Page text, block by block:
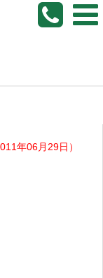
年06月29日）